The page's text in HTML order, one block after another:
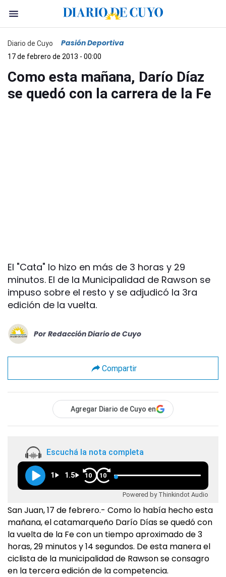
Diario de Cuyo Pasión Deportiva
17 de febrero de 2013 - 00:00
Como esta mañana, Darío Díaz
se quedó con la carrera de la Fe
El "Cata" lo hizo en más de 3 horas y 29
minutos. El de la Municipalidad de Rawson se
impuso sobre el resto y se adjudicó la 3ra
edición de la vuelta.
Por Redacción Diario de Cuyo
Compartir
Agregar Diario de Cuyo en
Escuchá la nota completa
1 1.5 10 10
Powered by Thinkindot Audio
San Juan, 17 de febrero.- Como lo había hecho esta
mañana, el catamarqueño Darío Días se quedó con
la vuelta de la Fe con un tiempo aproximado de 3
horas, 29 minutos y 14 segundos. De esta manera el
ciclista de la municipalidad de Rawson se consagro
en la tercera edición de la competencia.